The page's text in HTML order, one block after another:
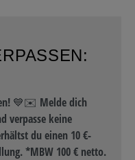
💙✉️ Melde dich
verpasse keine
du einen 10 €-
*MBW 100 € netto.